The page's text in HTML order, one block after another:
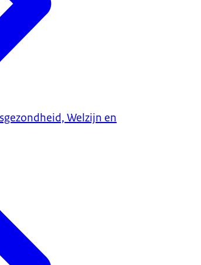
Welzijn en